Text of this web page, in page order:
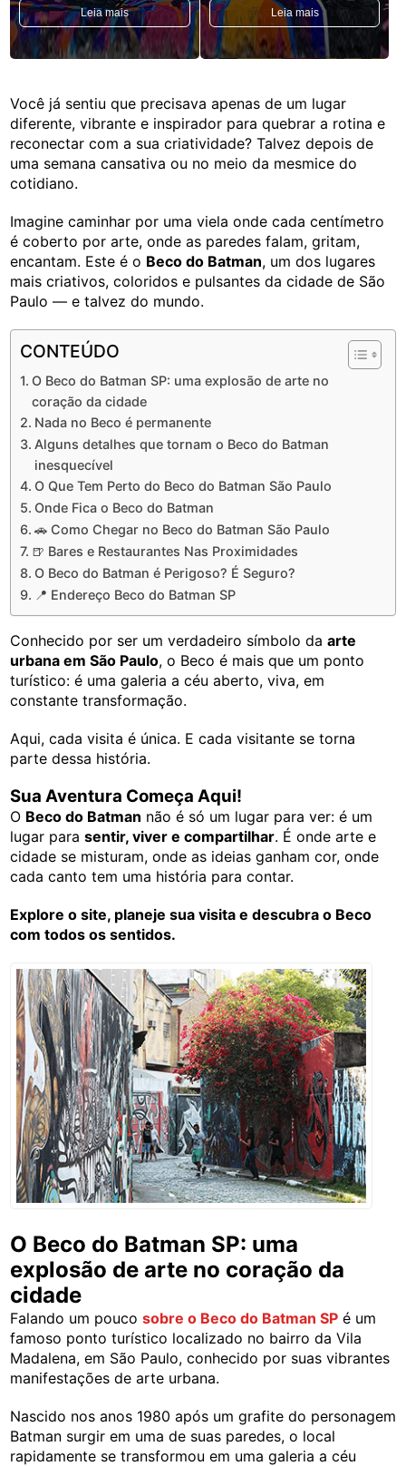
Leia mais Leia mais
Você já sentiu que precisava apenas de um lugar
diferente, vibrante e inspirador para quebrar a rotina e
reconectar com a sua criatividade? Talvez depois de
uma semana cansativa ou no meio da mesmice do
cotidiano.
Imagine caminhar por uma viela onde cada centímetro
é coberto por arte, onde as paredes falam, gritam,
encantam. Este é o Beco do Batman, um dos lugares
mais criativos, coloridos e pulsantes da cidade de São
Paulo — e talvez do mundo.
CONTEÚDO
O Beco do Batman SP: uma explosão de arte no
coração da cidade
Nada no Beco é permanente
Alguns detalhes que tornam o Beco do Batman
inesquecível
O Que Tem Perto do Beco do Batman São Paulo
Onde Fica o Beco do Batman
🚗 Como Chegar no Beco do Batman São Paulo
🍺 Bares e Restaurantes Nas Proximidades
O Beco do Batman é Perigoso? É Seguro?
📍 Endereço Beco do Batman SP
Conhecido por ser um verdadeiro símbolo daarte
urbana em São Paulo, o Beco é mais que um ponto
turístico: é uma galeria a céu aberto, viva, em
constante transformação.
Aqui, cada visita é única. E cada visitante se torna
parte dessa história.
Sua Aventura Começa Aqui!
O Beco do Batman não é só um lugar para ver: é um
lugar parasentir, viver e compartilhar. É onde arte e
cidade se misturam, onde as ideias ganham cor, onde
cada canto tem uma história para contar.
Explore o site, planeje sua visita e descubra o Beco
com todos os sentidos.
O Beco do Batman SP: uma
explosão de arte no coração da
cidade
Falando um poucosobre o Beco do Batman SP é um
famoso ponto turístico localizado no bairro da Vila
Madalena, em São Paulo, conhecido por suas vibrantes
manifestações de arte urbana.
Nascido nos anos 1980 após um grafite do personagem
Batman surgir em uma de suas paredes, o local
rapidamente se transformou em uma galeria a céu